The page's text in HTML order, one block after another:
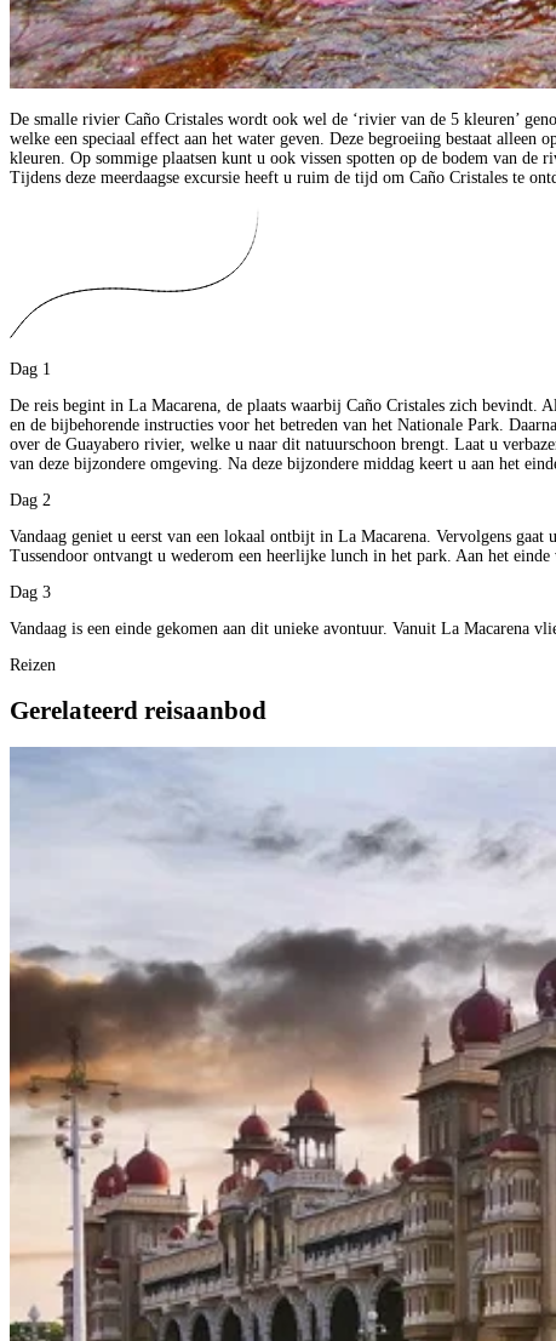
De smalle rivier Caño Cristales wordt ook wel de ‘rivier van de 5 kleuren’
welke een speciaal effect aan het water geven. Deze begroeiing bestaat
kleuren. Op sommige plaatsen kunt u ook vissen spotten op de bodem van
Tijdens deze meerdaagse excursie heeft u ruim de tijd om Caño Cristales te
Dag 1
De reis begint in La Macarena, de plaats waarbij Caño Cristales zich bevindt.
en de bijbehorende instructies voor het betreden van het Nationale Park.
over de Guayabero rivier, welke u naar dit natuurschoon brengt. Laat u
van deze bijzondere omgeving. Na deze bijzondere middag keert u aan het
Dag 2
Vandaag geniet u eerst van een lokaal ontbijt in La Macarena. Vervolgens
Tussendoor ontvangt u wederom een heerlijke lunch in het park. Aan het
Dag 3
Vandaag is een einde gekomen aan dit unieke avontuur. Vanuit La Macarena
Reizen
Gerelateerd reisaanbod